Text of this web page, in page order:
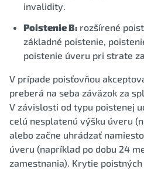
invalidity.
Poistenie B: rozšírené
základné poistenie,
poistenie úveru pri strate
V prípade poisťovňou
preberá na seba záväzok za
V závislosti od typu poistenej
celú nesplatenú výšku úveru
alebo začne uhrádzať
úveru (napríklad po dobu 24
zamestnania). Krytie